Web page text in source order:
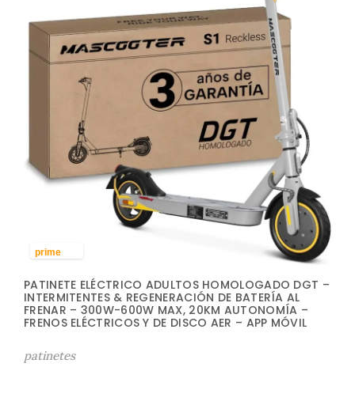
prime
PATINETE ELÉCTRICO ADULTOS HOMOLOGADO DGT –
INTERMITENTES & REGENERACIÓN DE BATERÍA AL
FRENAR – 300W-600W MAX, 20KM AUTONOMÍA –
FRENOS ELÉCTRICOS Y DE DISCO AER – APP MÓVIL
patinetes